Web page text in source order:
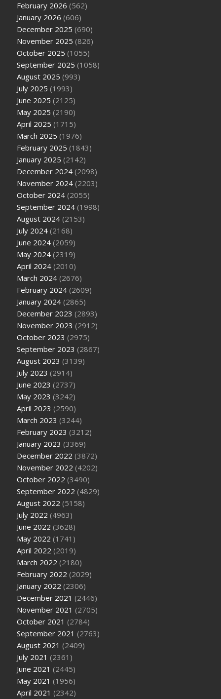
February 2026 (562)
January 2026 (606)
December 2025 (690)
November 2025 (826)
October 2025 (1055)
September 2025 (1058)
August 2025 (993)
July 2025 (1993)
June 2025 (2125)
May 2025 (2190)
April 2025 (1715)
March 2025 (1976)
February 2025 (1843)
January 2025 (2142)
December 2024 (2098)
November 2024 (2203)
October 2024 (2055)
September 2024 (1998)
August 2024 (2153)
July 2024 (2168)
June 2024 (2059)
May 2024 (2319)
April 2024 (2010)
March 2024 (2676)
February 2024 (2609)
January 2024 (2865)
December 2023 (2893)
November 2023 (2912)
October 2023 (2975)
September 2023 (2867)
August 2023 (3139)
July 2023 (2914)
June 2023 (2737)
May 2023 (3242)
April 2023 (2590)
March 2023 (3244)
February 2023 (3212)
January 2023 (3369)
December 2022 (3872)
November 2022 (4202)
October 2022 (3490)
September 2022 (4829)
August 2022 (5158)
July 2022 (4963)
June 2022 (3628)
May 2022 (1741)
April 2022 (2019)
March 2022 (2180)
February 2022 (2029)
January 2022 (2306)
December 2021 (2446)
November 2021 (2705)
October 2021 (2784)
September 2021 (2763)
August 2021 (2409)
July 2021 (2361)
June 2021 (2445)
May 2021 (1956)
April 2021 (2342)